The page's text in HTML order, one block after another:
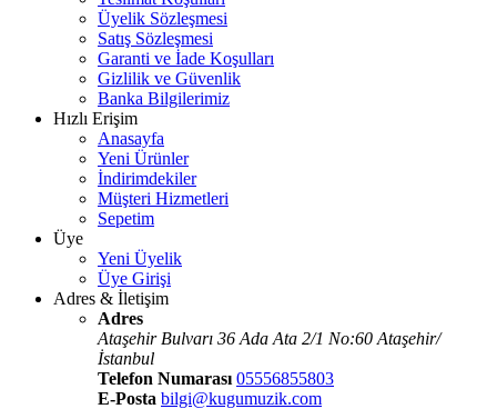
Üyelik Sözleşmesi
Satış Sözleşmesi
Garanti ve İade Koşulları
Gizlilik ve Güvenlik
Banka Bilgilerimiz
Hızlı Erişim
Anasayfa
Yeni Ürünler
İndirimdekiler
Müşteri Hizmetleri
Sepetim
Üye
Yeni Üyelik
Üye Girişi
Adres & İletişim
Adres
Ataşehir Bulvarı 36 Ada Ata 2/1 No:60 Ataşehir/
İstanbul
Telefon Numarası 05556855803
E-Posta bilgi@kugumuzik.com